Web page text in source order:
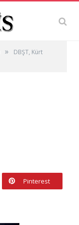
»
DBŞT, Kürt
Pinterest